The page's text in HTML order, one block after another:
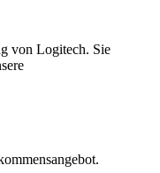
von Logitech. Sie